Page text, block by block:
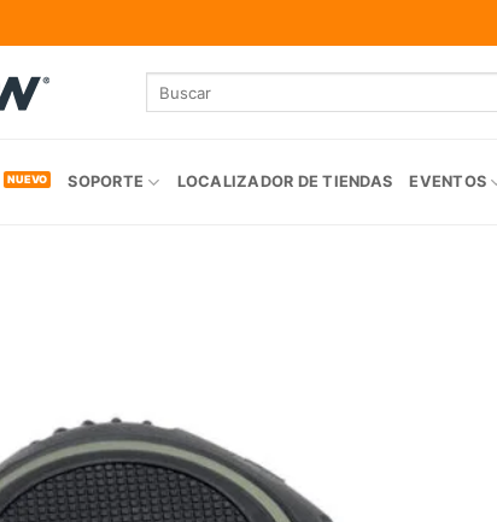
SOPORTE LOCALIZADOR DE TIENDAS EVENTOS